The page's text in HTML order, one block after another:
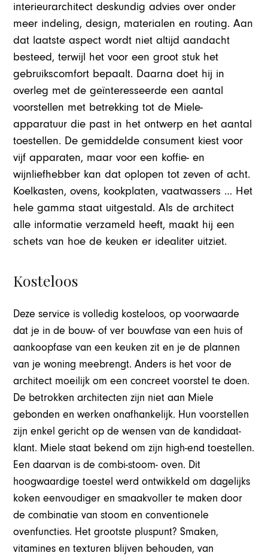
interieurarchitect deskundig advies over onder
meer indeling, design, materialen en routing. Aan
dat laatste aspect wordt niet altijd aandacht
besteed, terwijl het voor een groot stuk het
gebruikscomfort bepaalt. Daarna doet hij in
overleg met de geïnteresseerde een aantal
voorstellen met betrekking tot de Miele-
apparatuur die past in het ontwerp en het aantal
toestellen. De gemiddelde consument kiest voor
vijf apparaten, maar voor een koffie- en
wijnliefhebber kan dat oplopen tot zeven of acht.
Koelkasten, ovens, kookplaten, vaatwassers … Het
hele gamma staat uitgestald. Als de architect
alle informatie verzameld heeft, maakt hij een
schets van hoe de keuken er idealiter uitziet.
Kosteloos
Deze service is volledig kosteloos, op voorwaarde
dat je in de bouw- of ver bouwfase van een huis of
aankoopfase van een keuken zit en je de plannen
van je woning meebrengt. Anders is het voor de
architect moeilijk om een concreet voorstel te doen.
De betrokken architecten zijn niet aan Miele
gebonden en werken onafhankelijk. Hun voorstellen
zijn enkel gericht op de wensen van de kandidaat-
klant. Miele staat bekend om zijn high-end toestellen.
Een daarvan is de combi-stoom- oven. Dit
hoogwaardige toestel werd ontwikkeld om dagelijks
koken eenvoudiger en smaakvoller te maken door
de combinatie van stoom en conventionele
ovenfuncties. Het grootste pluspunt? Smaken,
vitamines en texturen blijven behouden, van